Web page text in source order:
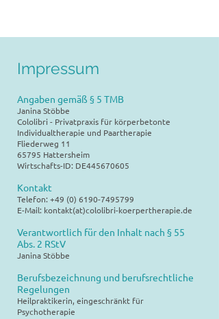
Impressum
Angaben gemäß § 5 TMB
Janina Stöbbe
Cololibri - Privatpraxis für körperbetonte
Individualtherapie und Paartherapie
Fliederweg 11
65795 Hattersheim
Wirtschafts-ID: DE445670605
Kontakt
Telefon: +49 (0) 6190-7495799
E-Mail: kontakt(at)cololibri-koerpertherapie.de
Verantwortlich für den Inhalt nach § 55
Abs. 2 RStV
Janina Stöbbe
Berufsbezeichnung und berufsrechtliche
Regelungen
Heilpraktikerin, eingeschränkt für
Psychotherapie